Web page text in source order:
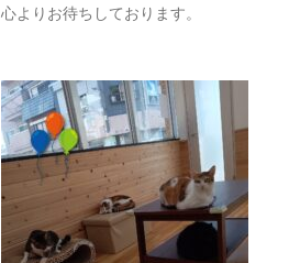
心よりお待ちしております。